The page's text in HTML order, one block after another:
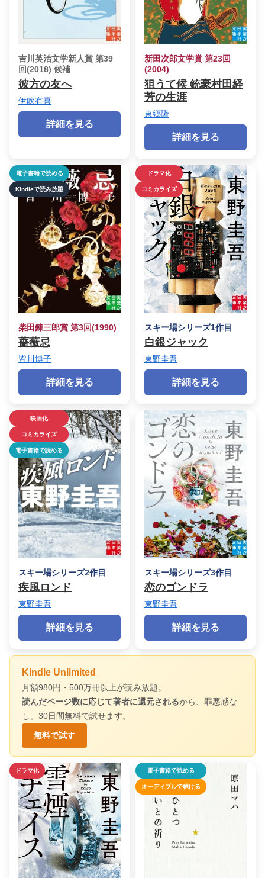
吉川英治文学新人賞 第39
回(2018) 候補
彼方の友へ
伊吹有喜
詳細を見る
新田次郎文学賞 第23回
(2004)
狙うて候 銃豪村田経
芳の生涯
東郷隆
詳細を見る
電子書籍で読める
Kindleで読み放題
柴田錬三郎賞 第3回(1990)
薔薇忌
皆川博子
詳細を見る
ドラマ化
コミカライズ
スキー場シリーズ1作目
白銀ジャック
東野圭吾
詳細を見る
映画化
コミカライズ
電子書籍で読める
スキー場シリーズ2作目
疾風ロンド
東野圭吾
詳細を見る
スキー場シリーズ3作目
恋のゴンドラ
東野圭吾
詳細を見る
Kindle Unlimited
月額980円・500万冊以上が読み放題。
読んだページ数に応じて著者に還元されるから、罪悪感な
し。30日間無料で試せます。
無料で試す
ドラマ化 電子書籍で読める
オーディブルで聴ける